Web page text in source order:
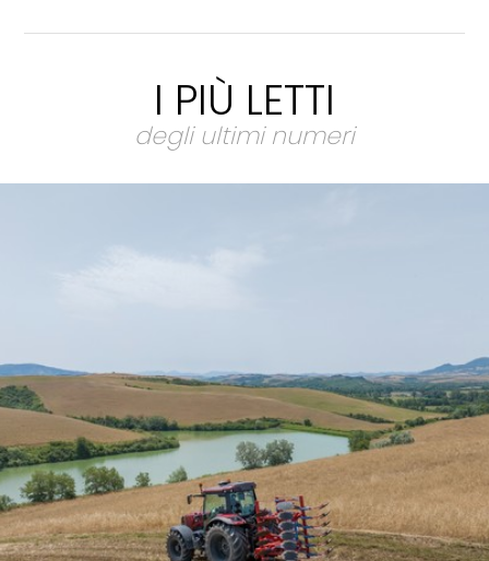
I PIÙ LETTI
degli ultimi numeri